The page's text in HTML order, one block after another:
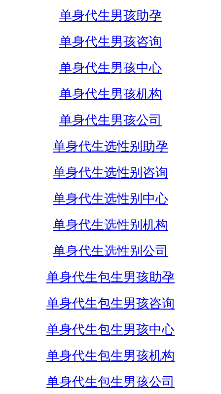
单身代生男孩助孕
单身代生男孩咨询
单身代生男孩中心
单身代生男孩机构
单身代生男孩公司
单身代生选性别助孕
单身代生选性别咨询
单身代生选性别中心
单身代生选性别机构
单身代生选性别公司
单身代生包生男孩助孕
单身代生包生男孩咨询
单身代生包生男孩中心
单身代生包生男孩机构
单身代生包生男孩公司